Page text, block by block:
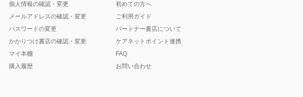
個人情報の確認・変更
メールアドレスの確認・変更
パスワードの変更
かかりつけ書店の確認・変更
マイ本棚
購入履歴
初めての方へ
ご利用ガイド
パートナー書店について
ケアネットポイント連携
FAQ
お問い合わせ